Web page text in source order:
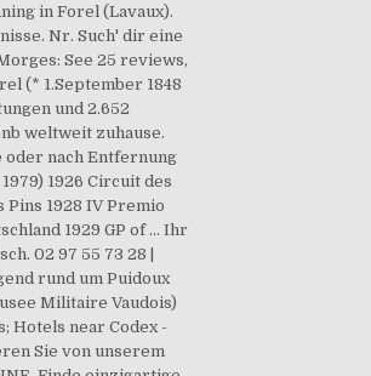
in Forel (Lavaux).
Nr. Such' dir eine
See 25 reviews,
(* 1.September 1848
und 2.652
weltweit zuhause.
oder nach Entfernung
1926 Circuit des
Pins 1928 IV Premio
1929 GP of … Ihr
02 97 55 73 28 |
rund um Puidoux
Militaire Vaudois)
Hotels near Codex -
Sie von unserem